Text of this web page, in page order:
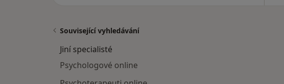
Související vyhledávání
Jiní specialisté
Psychologové online